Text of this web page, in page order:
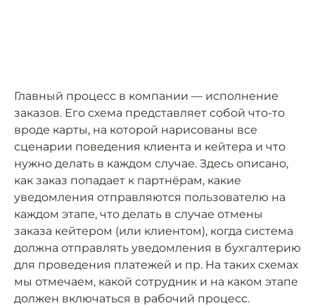
Главный процесс в компании — исполнение
заказов. Его схема представляет собой что-то
вроде карты, на которой нарисованы все
сценарии поведения клиента и кейтера и что
нужно делать в каждом случае. Здесь описано,
как заказ попадает к партнёрам, какие
уведомления отправляются пользователю на
каждом этапе, что делать в случае отмены
заказа кейтером (или клиентом), когда система
должна отправлять уведомления в бухгалтерию
для проведения платежей и пр. На таких схемах
мы отмечаем, какой сотрудник и на каком этапе
должен включаться в рабочий процесс.